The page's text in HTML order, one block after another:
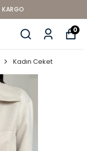
0
Kadın Ceket